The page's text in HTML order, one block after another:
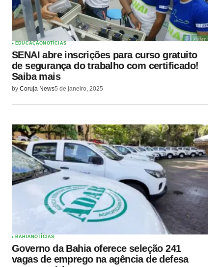
EDUCAÇÃONOTÍCIAS
SENAI abre inscrições para curso gratuito
de segurança do trabalho com certificado!
Saiba mais
by Coruja News5 de janeiro, 2025
BAHIA NOTÍCIAS
Governo da Bahia oferece seleção 241
vagas de emprego na agência de defesa